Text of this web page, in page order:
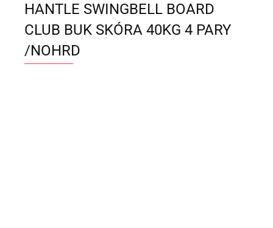
HANTLE SWINGBELL BOARD
CLUB BUK SKÓRA 40KG 4 PARY
/NOHRD